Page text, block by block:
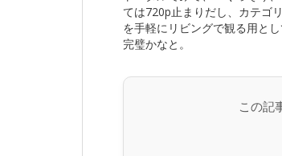
ては720p止まりだし、カテゴ
を手軽にリビングで観る用と
完璧かなと。
この記